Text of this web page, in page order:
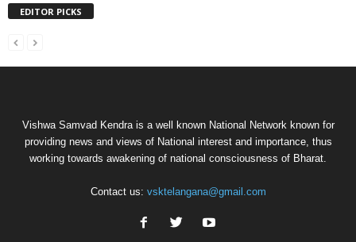
EDITOR PICKS
Vishwa Samvad Kendra is a well known National Network known for
providing news and views of National interest and importance, thus
working towards awakening of national consciousness of Bharat.
Contact us: vsktelangana@gmail.com